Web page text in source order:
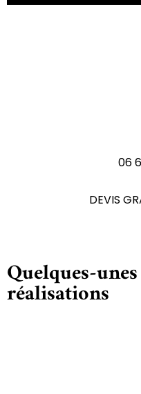
06
DEVIS
Quelques-
réalisations